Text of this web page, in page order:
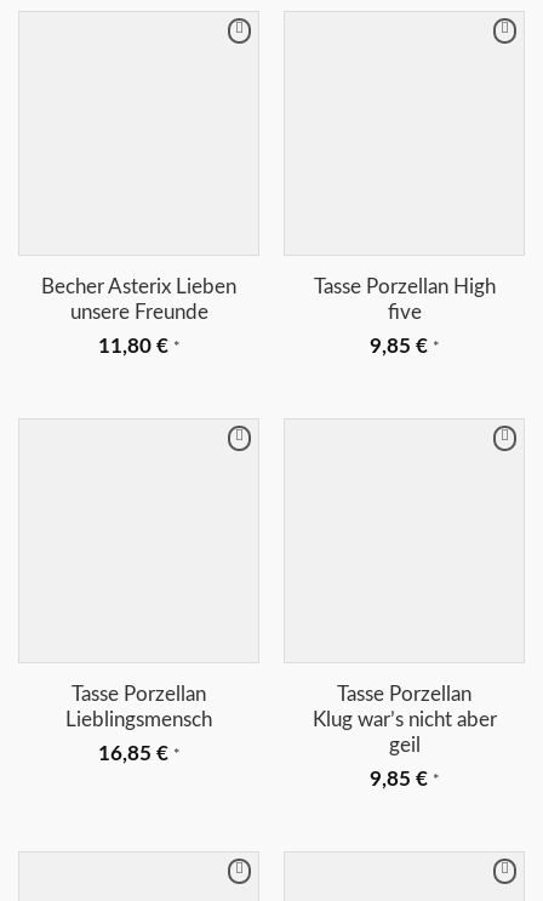
Merkliste
Becher Asterix Lieben
unsere Freunde
11,80 € *
Merkliste
Tasse Porzellan High
five
9,85 € *
Merkliste
Tasse Porzellan
Lieblingsmensch
16,85 € *
Merkliste
Tasse Porzellan
Klug war’s nicht aber
geil
9,85 € *
Merkliste Merkliste